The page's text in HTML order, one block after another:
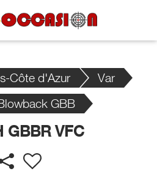
Côte d'Azur
Var
GBB
GBBR VFC